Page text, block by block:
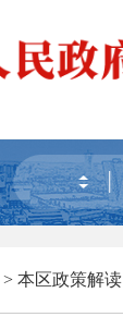
> 本区政策解读